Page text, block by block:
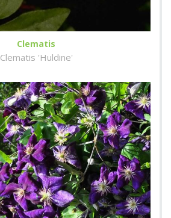
Clematis
Clematis 'Huldine'